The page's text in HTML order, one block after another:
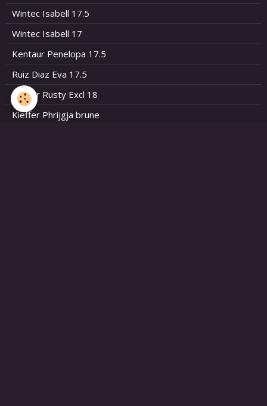
Wintec Isabell 17.5
Wintec Isabell 17
Kentaur Penelopa 17.5
Ruiz Diaz Eva 17.5
Kieffer Rusty Excl 18
Kieffer Phrijgja brune